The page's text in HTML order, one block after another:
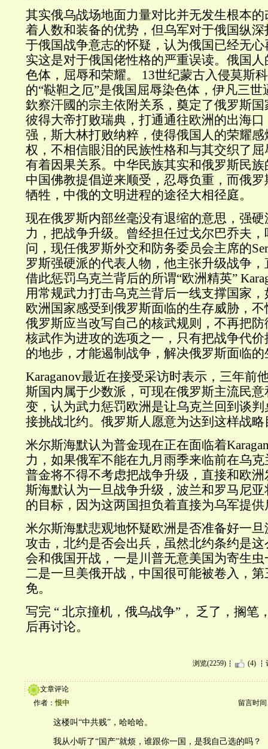
其实俄乌战场地面力量对比并无发生根本
着人数和装备的优势，但乌军对于俄国纵
于俄国战争意志的怀疑，认为俄国已经无
实这是对于俄国佬性格的严重误读。俄国
色体，屈辱和荣耀。 13世纪蒙古入侵莫斯
的“鞑靼之厄”是俄国屈辱染色体，伊凡三
欽察汗國的宗主依附关系，奠定了俄罗斯
彼得大帝打败瑞典，打通通往欧洲的出海
强，斯大林打败纳粹，使得俄国人的荣耀
权，不相信眼泪的民族性格和与其交织了
有着因果关系。中华民族其实和俄罗斯民
中国佛教提倡逆来顺受，忍辱负重，而俄
牺牲，中俄的文明进程的途径大相径庭。
现在俄罗斯内部丝毫没有退缩的意思，强
力，把战争升级。曾经担任过戈尔巴乔夫
问，现任俄罗斯外交和防务委员会主席的
罗斯强硬派的代表人物，他主张升级战争
借此惩罚乌克兰背后的所谓“欧洲精英”
用常规武力打击乌克兰背后一线支撑国家
欧洲国家感受到俄罗斯面临的生存威胁，
俄罗斯应当改写自己的核武规则，不再把
核武作为进攻的选项之一，只有把战争代
的地步，才能遏制战争，解决俄罗斯面临
Karaganov最近在接受采访时表示，三年前
斯国内属于少数派，可现在俄罗斯主流民
变，认为武力惩罚欧洲是让乌克兰回到谈
接挑战北约。俄罗斯人愿意为达到这样战
米尔斯海默认为普金现在正在面临着
力，如果俄军不能在九月雨季来临前在乌
普金将不得不考虑把战争升级，直接和欧
斯海默认为一旦战争升级，波兰和罗马尼
的目标，因为这两国担负着直接为乌军提
米尔斯海默悲观地怀疑欧洲是否准备好一
攻击，北约是否会出兵，虽然北约条约是
会和俄国开战，一是川普无意美国为寄生
二是一旦美俄开战，中国很可能被卷入，
免。
写完 “ 北京撞机，俄乌战争”， 乏了，搁笔
后再讨论。
浏览(2259) (4)
文章评论
作者：恨中 留言时间
这楼叫“中共贱”，哈哈哈。
我从小听了“国产”就烦，谁跟你一国，是我自己选的吗？